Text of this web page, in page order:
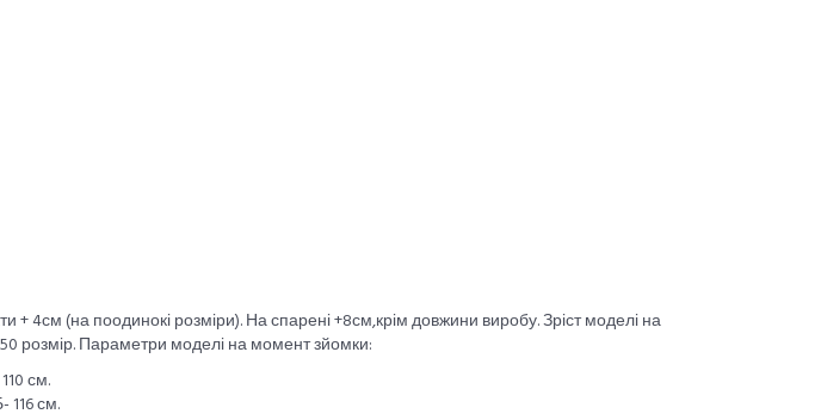
+ 4см (на поодинокі розміри). На спарені +8см,крім довжини виробу. Зріст моделі на
розмір. Параметри моделі на момент зйомки:
см.
116 см.